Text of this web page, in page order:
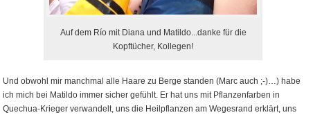
Auf dem Río mit Diana und Matildo...danke für die
Kopftücher, Kollegen!
Und obwohl mir manchmal alle Haare zu Berge standen (Marc auch ;-)…) habe
ich mich bei Matildo immer sicher gefühlt. Er hat uns mit Pflanzenfarben in
Quechua-Krieger verwandelt, uns die Heilpflanzen am Wegesrand erklärt, uns